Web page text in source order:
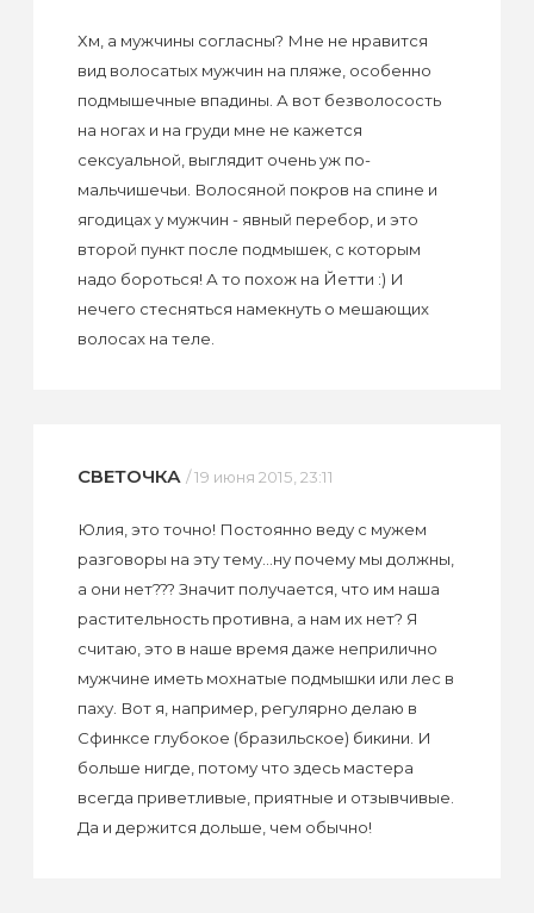
Хм, а мужчины согласны? Мне не нравится
вид волосатых мужчин на пляже, особенно
подмышечные впадины. А вот безволосость
на ногах и на груди мне не кажется
сексуальной, выглядит очень уж по-
мальчишечьи. Волосяной покров на спине и
ягодицах у мужчин - явный перебор, и это
второй пункт после подмышек, с которым
надо бороться! А то похож на Йетти :) И
нечего стесняться намекнуть о мешающих
волосах на теле.
СВЕТОЧКА / 19 июня 2015, 23:11
Юлия, это точно! Постоянно веду с мужем
разговоры на эту тему...ну почему мы должны,
а они нет??? Значит получается, что им наша
растительность противна, а нам их нет? Я
считаю, это в наше время даже неприлично
мужчине иметь мохнатые подмышки или лес в
паху. Вот я, например, регулярно делаю в
Сфинксе глубокое (бразильское) бикини. И
больше нигде, потому что здесь мастера
всегда приветливые, приятные и отзывчивые.
Да и держится дольше, чем обычно!